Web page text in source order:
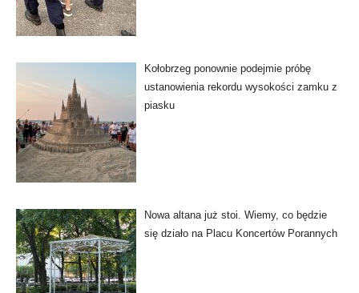
Kołobrzeg ponownie podejmie próbę
ustanowienia rekordu wysokości zamku z
piasku
Nowa altana już stoi. Wiemy, co będzie
się działo na Placu Koncertów Porannych